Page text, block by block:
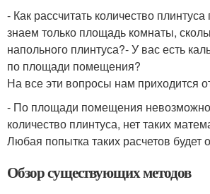
- Как рассчитать количество
знаем только площадь комнаты,
напольного плинтуса?- У вас есть
по площади помещения?
На все эти вопросы нам приходится
- По площади помещения невозможно
количество плинтуса, нет таких
Любая попытка таких расчетов будет
Обзор существующих методов